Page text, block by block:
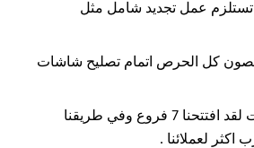
تستلزم عمل تجديد شامل مثل
كل الحرص اتمام تصليح شاشات
حتي في ابعد المحافظات لقد افتتحنا 7 فروع وفي طريقنا
اكثر لعملائنا .